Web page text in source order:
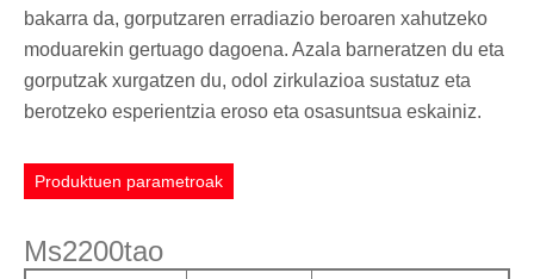
bakarra da, gorputzaren erradiazio beroaren xahutzeko
moduarekin gertuago dagoena. Azala barneratzen du eta
gorputzak xurgatzen du, odol zirkulazioa sustatuz eta
berotzeko esperientzia eroso eta osasuntsua eskainiz.
Produktuen parametroak
Ms2200tao